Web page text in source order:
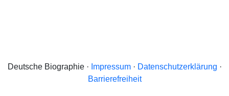
Deutsche Biographie · Impressum· Datenschutzerklärung ·
Barrierefreiheit